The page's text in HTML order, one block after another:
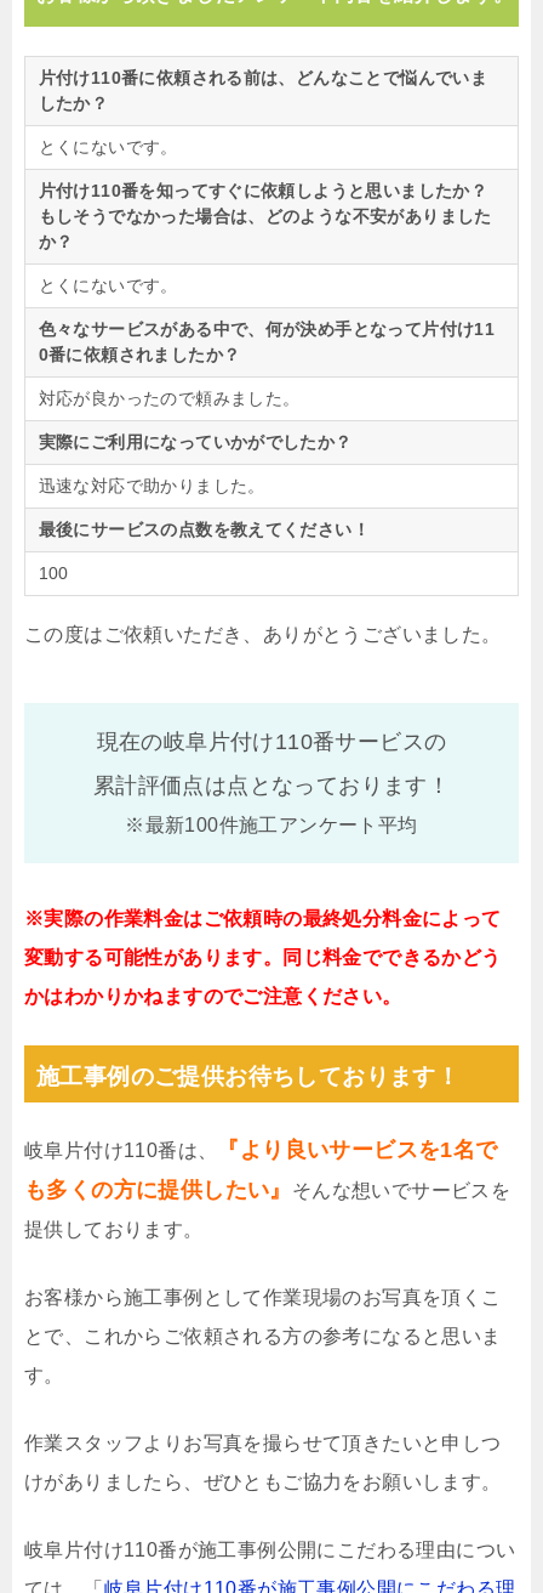
片付け110番に依頼される前は、どんなことで悩んでいま
したか？
とくにないです。
片付け110番を知ってすぐに依頼しようと思いましたか？
もしそうでなかった場合は、どのような不安がありました
か？
とくにないです。
色々なサービスがある中で、何が決め手となって片付け11
0番に依頼されましたか？
対応が良かったので頼みました。
実際にご利用になっていかがでしたか？
迅速な対応で助かりました。
最後にサービスの点数を教えてください！
100
この度はご依頼いただき、ありがとうございました。
現在の岐阜片付け110番サービスの
累計評価点は点となっております！
※最新100件施工アンケート平均
※実際の作業料金はご依頼時の最終処分料金によって
変動する可能性があります。同じ料金でできるかどう
かはわかりかねますのでご注意ください。
施工事例のご提供お待ちしております！
岐阜片付け110番は、
『より良いサービスを1名で
も多くの方に提供したい』
そんな想いでサービスを
提供しております。
お客様から施工事例として作業現場のお写真を頂くこ
とで、これからご依頼される方の参考になると思いま
す。
作業スタッフよりお写真を撮らせて頂きたいと申しつ
けがありましたら、ぜひともご協力をお願いします。
岐阜片付け110番が施工事例公開にこだわる理由につい
ては、「 岐阜片付け110番が施工事例公開にこだわる理